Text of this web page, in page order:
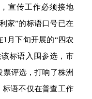
宣传工作必须接地
家”的标语口号已在
月下旬开展的“四农
标语入围参选，市
评选，打响了株洲
标语不仅在普查工作